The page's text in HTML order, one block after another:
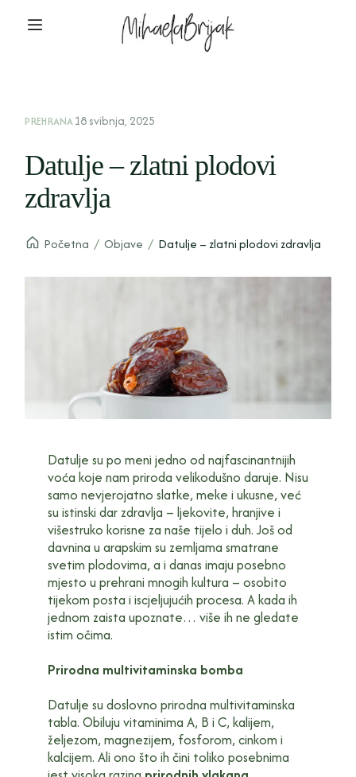
PREHRANA18 svibnja, 2025
Datulje – zlatni plodovi
zdravlja
Početna / Objave / Datulje – zlatni plodovi zdravlja
Datulje su po meni jedno od najfascinantnijih
voća koje nam priroda velikodušno daruje. Nisu
samo nevjerojatno slatke, meke i ukusne, već
su istinski dar zdravlja – ljekovite, hranjive i
višestruko korisne za naše tijelo i duh. Još od
davnina u arapskim su zemljama smatrane
svetim plodovima, a i danas imaju posebno
mjesto u prehrani mnogih kultura – osobito
tijekom posta i iscjeljujućih procesa. A kada ih
jednom zaista upoznate… više ih ne gledate
istim očima.
Prirodna multivitaminska bomba
Datulje su doslovno prirodna multivitaminska
tabla. Obiluju vitaminima A, B i C, kalijem,
željezom, magnezijem, fosforom, cinkom i
kalcijem. Ali ono što ih čini toliko posebnima